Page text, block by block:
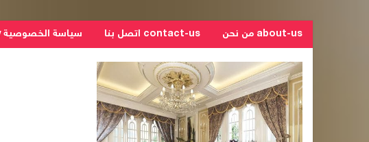
about-us من نحن contact-us اتصل بنا سياسة الخصوصية Privacy Policy